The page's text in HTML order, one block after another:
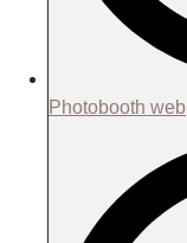
Photobooth web